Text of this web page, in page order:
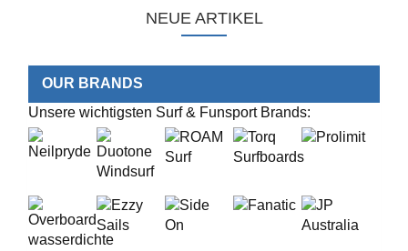
NEUE ARTIKEL
OUR BRANDS
Unsere wichtigsten Surf & Funsport Brands: